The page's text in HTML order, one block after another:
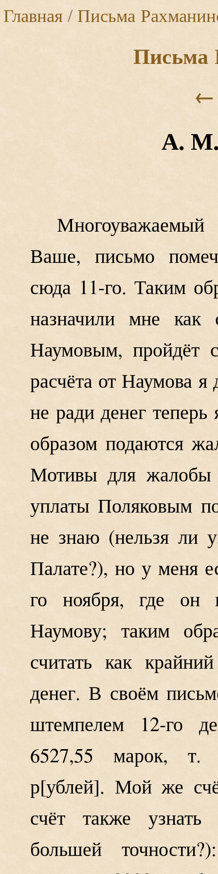
Главная/Письма
Письма
←
А.
Ваше, письмо
сюда 11-го. Таким
назначили мне как
Наумовым, пройдёт
расчёта от Наумова
не ради денег
образом подаются
Мотивы для жалобы
уплаты Поляковым
не знаю (нельзя ли
Палате?), но у меня
го ноября, где он
Наумову; таким
считать как
денег. В своём
штемпелем 12-го
6527,55 марок, т.
р ублей . Мой же
счёт также
большей